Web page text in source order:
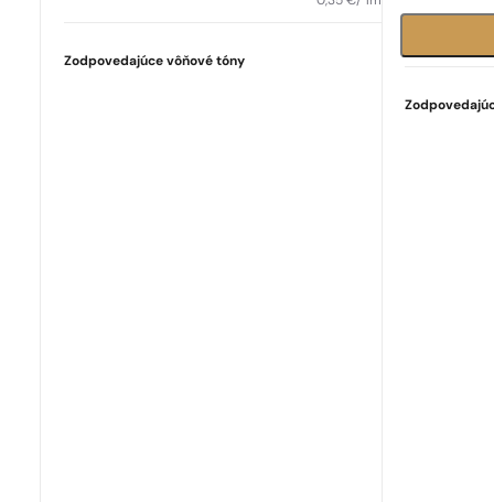
Zodpovedajúce vôňové tóny